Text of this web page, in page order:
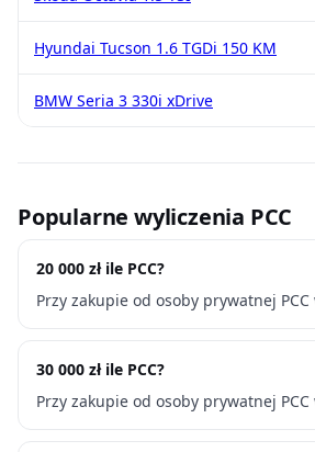
Hyundai Tucson 1.6 TGDi 150 KM
BMW Seria 3 330i xDrive
Popularne wyliczenia PCC
20 000 zł ile PCC?
Przy zakupie od osoby prywatnej PCC
30 000 zł ile PCC?
Przy zakupie od osoby prywatnej PCC